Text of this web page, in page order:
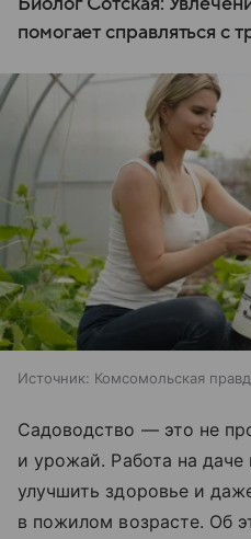
помогает справляться с
Источник: Комсомольская
Садоводство — это не
и урожай. Работа на
улучшить здоровье и
в пожилом возрасте. Об